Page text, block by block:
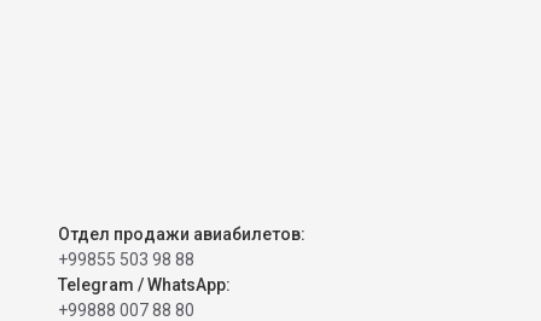
Отдел продажи авиабилетов:
+99855 503 98 88
Telegram / WhatsApp:
+99888 007 88 80